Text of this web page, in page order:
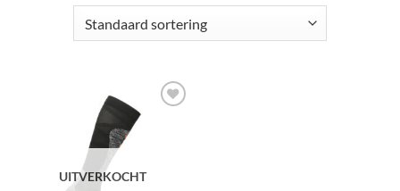
Toevoegen
UITVERKOCHT